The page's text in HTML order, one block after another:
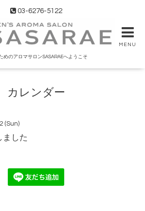
03-6276-5122
MENU
めのアロマサロンSASARAEへようこそ
カレンダー
(Sun)
ました